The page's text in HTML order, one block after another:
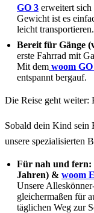
GO 3 erweitert
Gewicht ist es
leicht transportieren.
Bereit für Gänge
erste Fahrrad mit
Mit dem woom
entspannt bergauf.
Die Reise geht weiter:
Sobald dein Kind sein
unsere spezialisierten
Für nah und fern:
Jahren) & woom
Unsere
gleichermaßen für
täglichen Weg zur